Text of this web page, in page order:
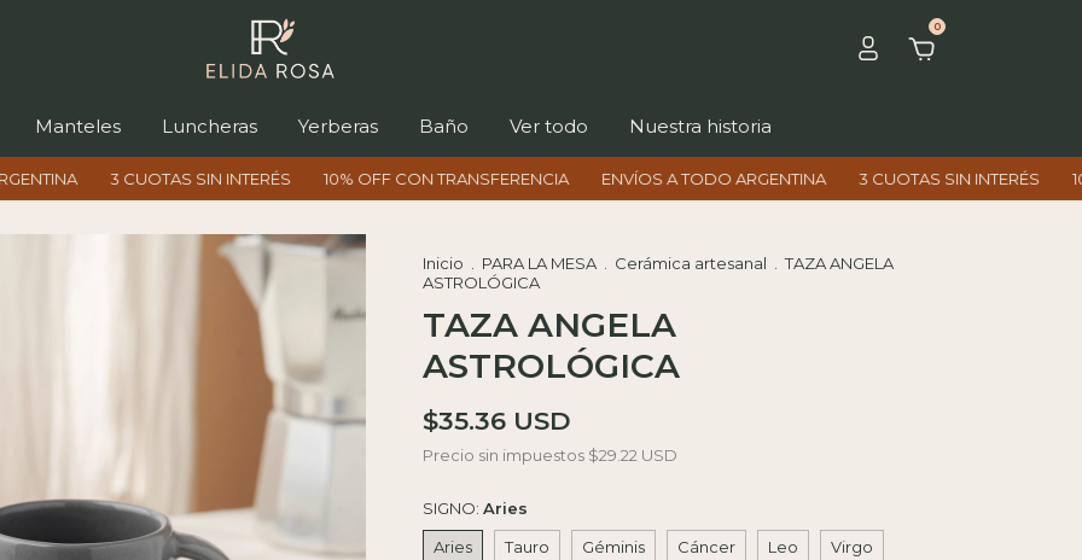
0
Manteles Luncheras Yerberas Baño Ver todo Nuestra historia
3 CUOTAS SIN INTERÉS 10% OFF CON TRANSFERENCIA ENVÍOS A TODO ARGENTINA 3 CUOTAS SIN INTERÉS 10% OFF
Inicio PARA LA MESA Cerámica artesanal
TAZA ANGELA
ASTROLÓGICA
TAZA ANGELA
ASTROLÓGICA
$35.36 USD
Precio sin impuestos $29.22 USD
SIGNO: Aries
Aries
Tauro Géminis Cáncer Leo Virgo